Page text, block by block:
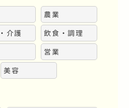
農業
介護
飲食・調理
営業
美容